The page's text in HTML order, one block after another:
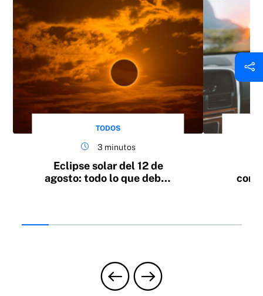
TODOS
3 minutos
Eclipse solar del 12 de
agosto: todo lo que debes